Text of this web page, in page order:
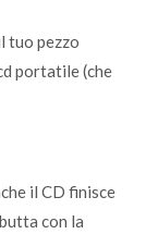
tuo pezzo
portatile (che
il CD finisce
con la